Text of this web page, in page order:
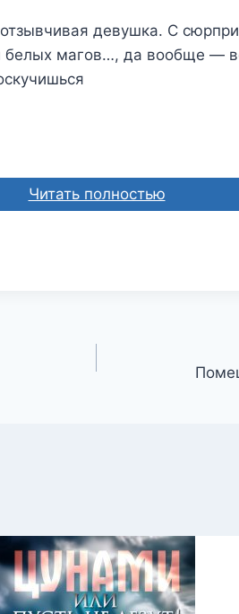
девушка. С
белых магов…, да вообще —
Читать полностью